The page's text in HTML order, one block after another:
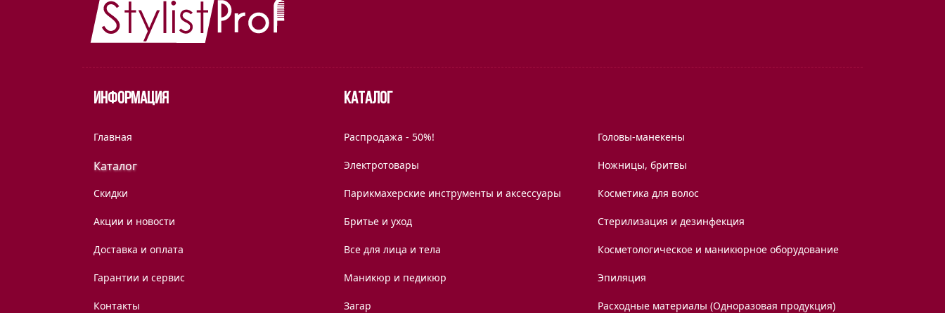
Информация Каталог
Главная
Каталог
Скидки
Акции и новости
Доставка и оплата
Гарантии и сервис
Контакты
Распродажа - 50%! Головы-манекены
Электротовары Ножницы, бритвы
Парикмахерские инструменты и аксессуары Косметика для волос
Бритье и уход Стерилизация и дезинфекция
Все для лица и тела Косметологическое и маникюрное оборудование
Маникюр и педикюр Эпиляция
Загар Расходные материалы (Одноразовая продукция)